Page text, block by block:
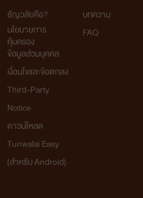
ธัญวลัยคือ?
นโยบายการ
คุ้มครอง
ข้อมูลส่วนบุคคล
เงื่อนไขและข้อตกลง
Third-Party
Notice
ดาวน์โหลด
Tunwalai Easy
(สำหรับ Android)
บทความ
FAQ